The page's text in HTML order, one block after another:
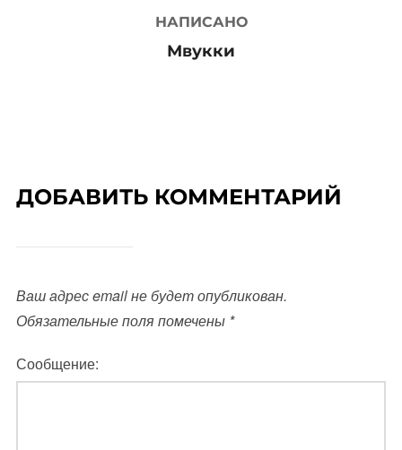
НАПИСАНО
Мвукки
ДОБАВИТЬ КОММЕНТАРИЙ
Ваш адрес email не будет опубликован.
Обязательные поля помечены *
Сообщение: